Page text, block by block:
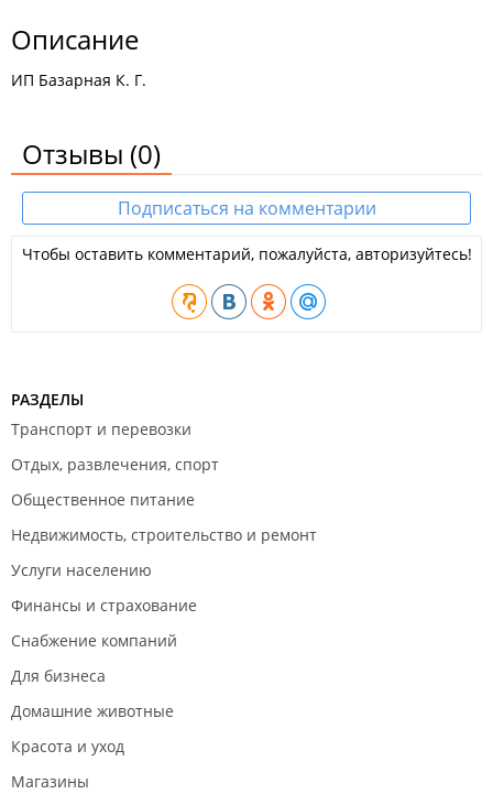
Описание
ИП Базарная К. Г.
Отзывы (0)
Подписаться на комментарии
Чтобы оставить комментарий, пожалуйста, авторизуйтесь!
РАЗДЕЛЫ
Транспорт и перевозки
Отдых, развлечения, спорт
Общественное питание
Недвижимость, строительство и ремонт
Услуги населению
Финансы и страхование
Снабжение компаний
Для бизнеса
Домашние животные
Красота и уход
Магазины